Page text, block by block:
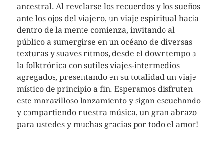
ancestral. Al revelarse los recuerdos y los sueños
ante los ojos del viajero, un viaje espiritual hacia
dentro de la mente comienza, invitando al
público a sumergirse en un océano de diversas
texturas y suaves ritmos, desde el downtempo a
la folktrónica con sutiles viajes-intermedios
agregados, presentando en su totalidad un viaje
místico de principio a fin. Esperamos disfruten
este maravilloso lanzamiento y sigan escuchando
y compartiendo nuestra música, un gran abrazo
para ustedes y muchas gracias por todo el amor!